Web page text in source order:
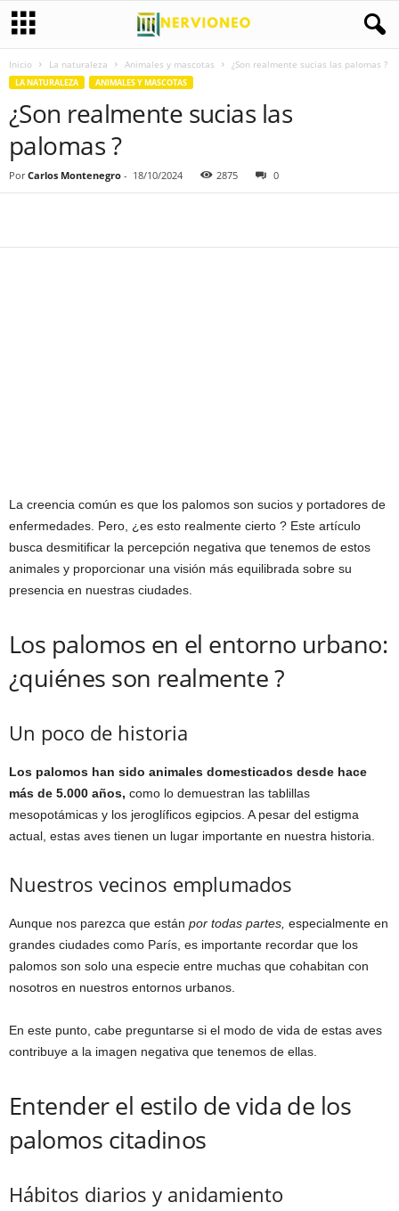
Inicio La naturaleza Animales y mascotas ¿Son realmente sucias las palomas ?
LA NATURALEZA ANIMALES Y MASCOTAS
¿Son realmente sucias las
palomas ?
Por Carlos Montenegro - 18/10/2024 2875 0
La creencia común es que los palomos son sucios y portadores de
enfermedades. Pero, ¿es esto realmente cierto ? Este artículo
busca desmitificar la percepción negativa que tenemos de estos
animales y proporcionar una visión más equilibrada sobre su
presencia en nuestras ciudades.
Los palomos en el entorno urbano:
¿quiénes son realmente ?
Un poco de historia
Los palomos han sido animales domesticados desde hace
más de 5.000 años, como lo demuestran las tablillas
mesopotámicas y los jeroglíficos egipcios. A pesar del estigma
actual, estas aves tienen un lugar importante en nuestra historia.
Nuestros vecinos emplumados
Aunque nos parezca que están por todas partes, especialmente en
grandes ciudades como París, es importante recordar que los
palomos son solo una especie entre muchas que cohabitan con
nosotros en nuestros entornos urbanos.
En este punto, cabe preguntarse si el modo de vida de estas aves
contribuye a la imagen negativa que tenemos de ellas.
Entender el estilo de vida de los
palomos citadinos
Hábitos diarios y anidamiento